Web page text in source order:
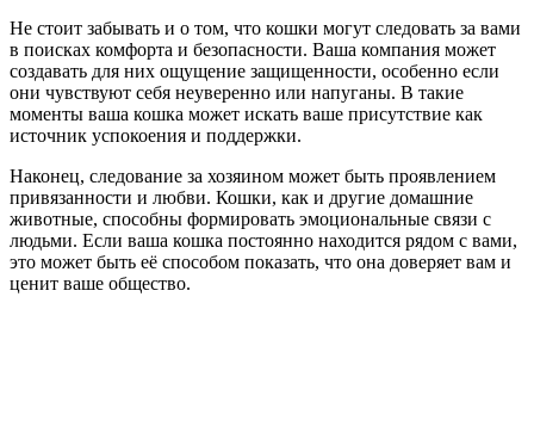
Не стоит забывать и о том, что кошки могут следовать за вами
в поисках комфорта и безопасности. Ваша компания может
создавать для них ощущение защищенности, особенно если
они чувствуют себя неуверенно или напуганы. В такие
моменты ваша кошка может искать ваше присутствие как
источник успокоения и поддержки.
Наконец, следование за хозяином может быть проявлением
привязанности и любви. Кошки, как и другие домашние
животные, способны формировать эмоциональные связи с
людьми. Если ваша кошка постоянно находится рядом с вами,
это может быть её способом показать, что она доверяет вам и
ценит ваше общество.